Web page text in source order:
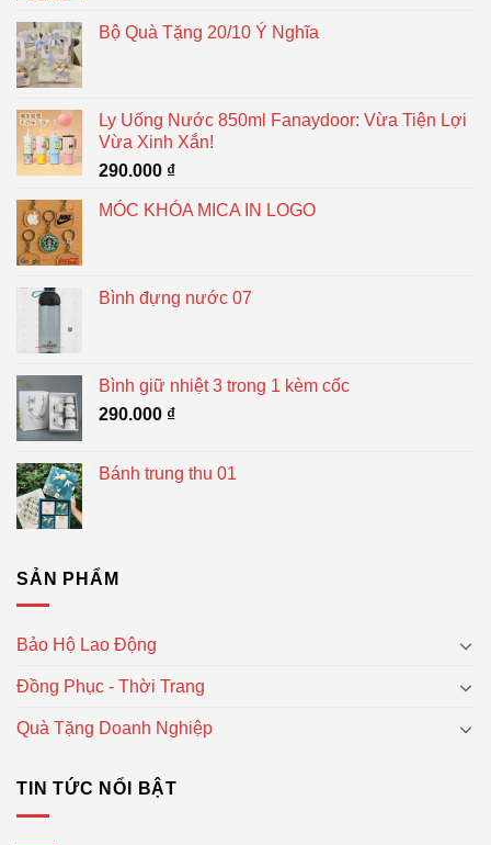
Bộ Quà Tặng 20/10 Ý Nghĩa
Ly Uống Nước 850ml Fanaydoor: Vừa Tiện Lợi
Vừa Xinh Xắn!
290.000 ₫
MÓC KHÓA MICA IN LOGO
Bình đựng nước 07
Bình giữ nhiệt 3 trong 1 kèm cốc
290.000 ₫
Bánh trung thu 01
SẢN PHẨM
Bảo Hộ Lao Động
Đồng Phục - Thời Trang
Quà Tặng Doanh Nghiệp
TIN TỨC NỔI BẬT